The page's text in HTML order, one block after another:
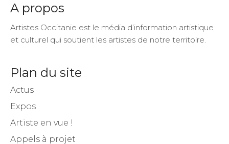
A propos
Artistes Occitanie est le média d’information artistique
et culturel qui soutient les artistes de notre territoire.
Plan du site
Actus
Expos
Artiste en vue !
Appels à projet